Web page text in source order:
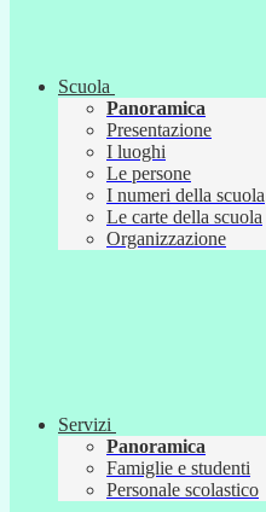
Scuola
Panoramica
Presentazione
I luoghi
Le persone
I numeri della scuola
Le carte della scuola
Organizzazione
Servizi
Panoramica
Famiglie e studenti
Personale scolastico